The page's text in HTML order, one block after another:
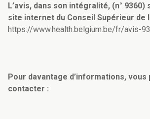
L’avis, dans son intégralité, (n°
site internet du Conseil Supérieur de
https://www.health.belgium.be/fr/avis-
Pour davantage d’informations, vous
contacter :